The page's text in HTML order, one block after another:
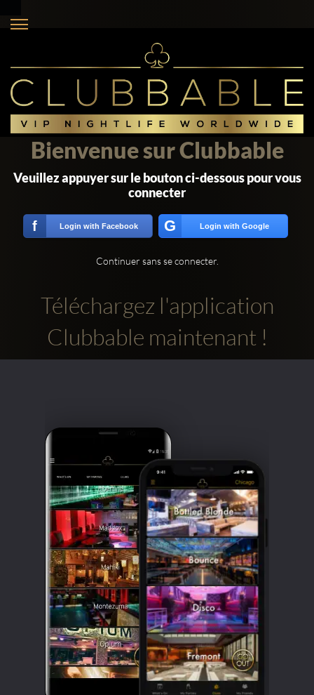
Comptes
sociaux
Clubbable:
Bienvenue sur Clubbable
Veuillez appuyer sur le bouton ci-dessous pour vous
connecter
f Login with Facebook G Login with Google
Continuer sans se connecter.
Téléchargez l'application
Clubbable maintenant !